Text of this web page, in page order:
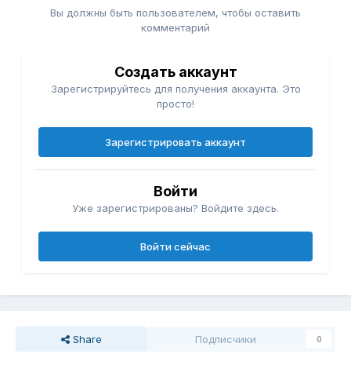
Вы должны быть пользователем, чтобы оставить
комментарий
Создать аккаунт
Зарегистрируйтесь для получения аккаунта. Это
просто!
Зарегистрировать аккаунт
Войти
Уже зарегистрированы? Войдите здесь.
Войти сейчас
Share Подписчики 0